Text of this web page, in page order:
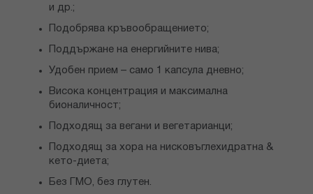
и др.;
Подобрява кръвообращението;
Поддържане на енергийните нива;
Удобен прием – само 1 капсула дневно;
Висока концентрация и максимална
бионаличност;
Подходящ за вегани и вегетарианци;
Подходящ за хора на нисковъглехидратна &
кето-диета;
Без ГМО, без глутен.